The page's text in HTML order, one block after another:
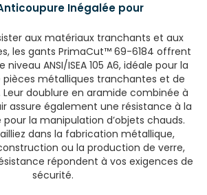
Inégalée pour
aux matériaux tranchants et aux
les gants PrimaCut™ 69-6184 offrent
ANSI/ISEA 105 A6, idéale pour la
métalliques tranchantes et de
doublure en aramide combinée à
assure également une résistance à la
la manipulation d’objets chauds.
dans la fabrication métallique,
ou la production de verre,
répondent à vos exigences de
sécurité.